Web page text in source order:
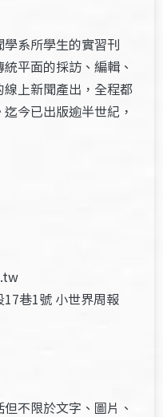
學系所學生的實習刊
平面的採訪、編輯、
上新聞產出，全程都
今已出版逾半世紀，
巷1號 小世界周報
不限於文字、圖片、